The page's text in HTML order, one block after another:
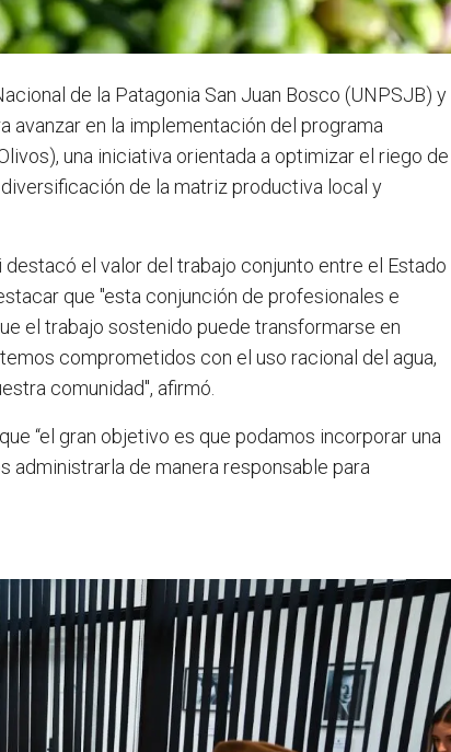
de la Patagonia San Juan Bosco (UNPSJB) y
avanzar en la implementación del programa
una iniciativa orientada a optimizar el riego de
de la matriz productiva local y
el valor del trabajo conjunto entre el Estado
que "esta conjunción de profesionales e
el trabajo sostenido puede transformarse en
comprometidos con el uso racional del agua,
comunidad", afirmó.
“el gran objetivo es que podamos incorporar una
administrarla de manera responsable para